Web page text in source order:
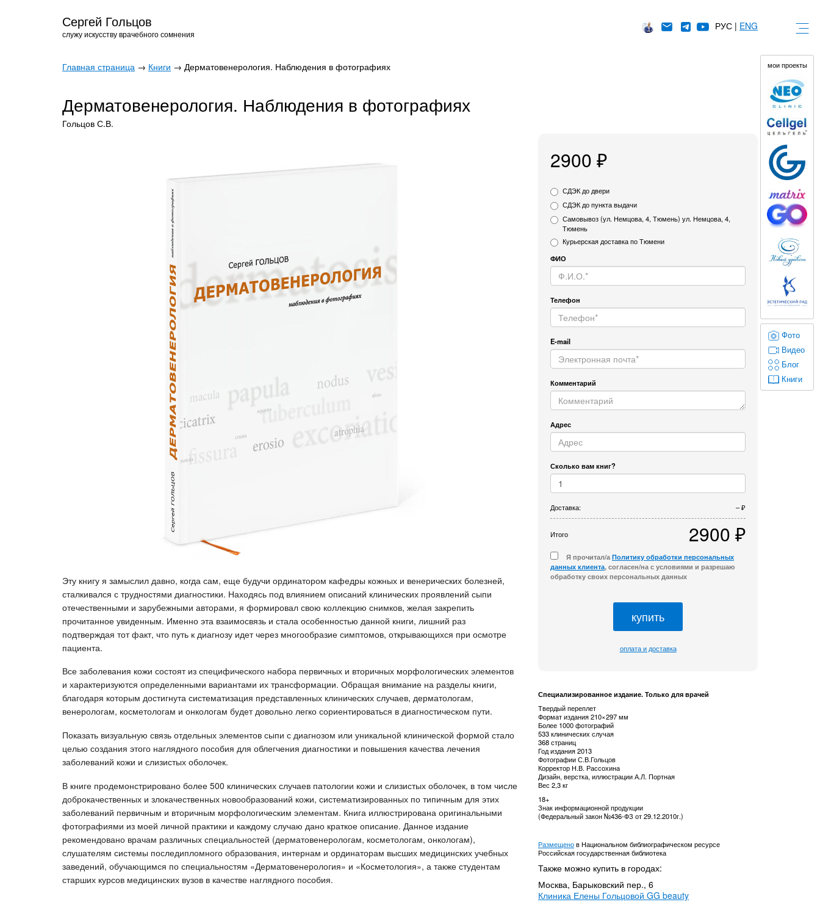
мои проекты
Фото
Видео
Блог
Книги
Сергей Гольцов
служу искусству врачебного сомнения
РУС | ENG
Главная страница → Книги → Дерматовенерология. Наблюдения в фотографиях
Дерматовенерология. Наблюдения в фотографиях
Гольцов С.В.
Эту книгу я замыслил давно, когда сам, еще будучи ординатором кафедры кожных и венерических болезней,
сталкивался с трудностями диагностики. Находясь под влиянием описаний клинических проявлений сыпи
отечественными и зарубежными авторами, я формировал свою коллекцию снимков, желая закрепить
прочитанное увиденным. Именно эта взаимосвязь и стала особенностью данной книги, лишний раз
подтверждая тот факт, что путь к диагнозу идет через многообразие симптомов, открывающихся при осмотре
пациента.
Все заболевания кожи состоят из специфического набора первичных и вторичных морфологических элементов
и характеризуются определенными вариантами их трансформации. Обращая внимание на разделы книги,
благодаря которым достигнута систематизация представленных клинических случаев, дерматологам,
венерологам, косметологам и онкологам будет довольно легко сориентироваться в диагностическом пути.
Показать визуальную связь отдельных элементов сыпи с диагнозом или уникальной клинической формой стало
целью создания этого наглядного пособия для облегчения диагностики и повышения качества лечения
заболеваний кожи и слизистых оболочек.
В книге продемонстрировано более 500 клинических случаев патологии кожи и слизистых оболочек, в том числе
доброкачественных и злокачественных новообразований кожи, систематизированных по типичным для этих
заболеваний первичным и вторичным морфологическим элементам. Книга иллюстрирована оригинальными
фотографиями из моей личной практики и каждому случаю дано краткое описание. Данное издание
рекомендовано врачам различных специальностей (дерматовенерологам, косметологам, онкологам),
слушателям системы последипломного образования, интернам и ординаторам высших медицинских учебных
заведений, обучающимся по специальностям «Дерматовенерология» и «Косметология», а также студентам
старших курсов медицинских вузов в качестве наглядного пособия.
2900 ₽
СДЭК до двери
СДЭК до пункта выдачи
Самовывоз (ул. Немцова, 4, Тюмень) ул. Немцова, 4,
Тюмень
Курьерская доставка по Тюмени
ФИО
Телефон
E-mail
Комментарий
Адрес
Сколько вам книг?
Доставка: –
Итого 2900
Я прочитал/аПолитику обработки персональных
данных клиента, согласен/на с условиями и разрешаю
обработку своих персональных данных
оплата и доставка
Специализированное издание. Только для врачей
Твердый переплет
Формат издания 210×297 мм
Более 1000 фотографий
533 клинических случая
368 страниц
Год издания 2013
Фотографии С.В.Гольцов
Корректор Н.В. Рассохина
Дизайн, верстка, иллюстрации А.Л. Портная
Вес 2,3 кг
18+
Знак информационной продукции
(Федеральный закон №436-ФЗ от 29.12.2010г.)
Размещенов Национальном библиографическом ресурсе
Российская государственная библиотека
Также можно купить в городах:
Москва, Барыковский пер., 6
Клиника Елены Гольцовой GG beauty